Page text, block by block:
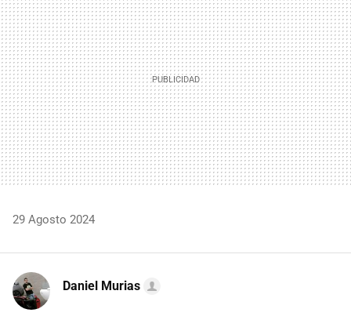
29 Agosto 2024
Daniel Murias